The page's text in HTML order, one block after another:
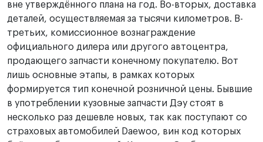
вне утверждённого плана на год. Во-вторых, доставка
деталей, осуществляемая за тысячи километров. В-
третьих, комиссионное вознаграждение
официального дилера или другого автоцентра,
продающего запчасти конечному покупателю. Вот
лишь основные этапы, в рамках которых
формируется тип конечной розничной цены. Бывшие
в употреблении кузовные запчасти Дэу стоят в
несколько раз дешевле новых, так как поступают со
страховых автомобилей Daewoo, вин код которых